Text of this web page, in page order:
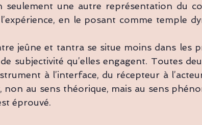
seulement une autre représentation du
en le posant comme temple
jeûne et tantra se situe moins dans les
subjectivité qu’elles engagent. Toutes
à l’interface, du récepteur à
non au sens théorique, mais au sens
éprouvé.